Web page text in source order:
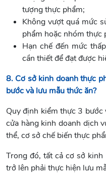
tượng thực phẩm;
Không vượt quá mức
phẩm hoặc nhóm thực
Hạn chế đến mức
cần thiết để đạt được
8. Cơ sở kinh doanh thực
bước và lưu mẫu thức ăn?
Quy định kiểm thực 3 bước
cửa hàng kinh doanh dịch
thể, cơ sở chế biến thực
Trong đó, tất cả cơ sở
trở lên phải thực hiện lưu